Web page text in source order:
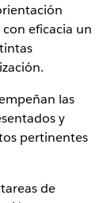
eficacia un
las
y
pertinentes
de